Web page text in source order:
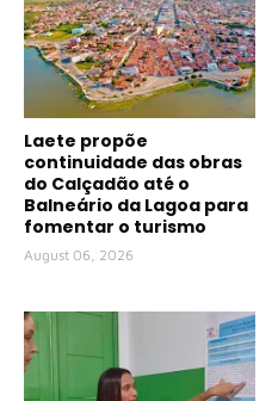
Laete propõe
continuidade das obras
do Calçadão até o
Balneário da Lagoa para
fomentar o turismo
August 06, 2026